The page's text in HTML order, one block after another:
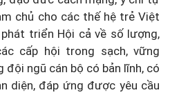
chủ cho các thế hệ trẻ Việt
triển Hội cả về số lượng,
cấp hội trong sạch, vững
đội ngũ cán bộ có bản lĩnh, có
diện, đáp ứng được yêu cầu